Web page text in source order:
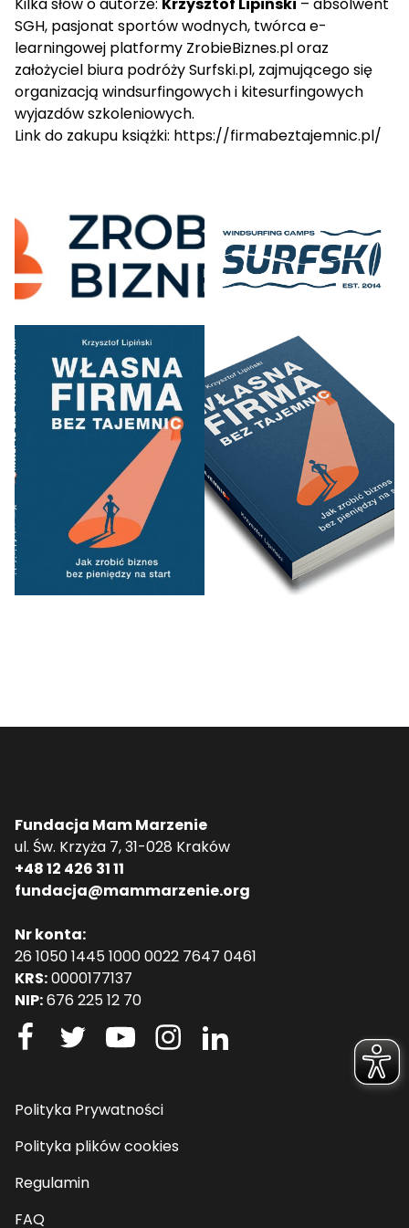
SGH, pasjonat sportów wodnych, twórca e-
learningowej platformy ZrobieBiznes.pl oraz
założyciel biura podróży Surfski.pl, zajmującego się
organizacją windsurfingowych i kitesurfingowych
wyjazdów szkoleniowych.
Link do zakupu książki: https://firmabeztajemnic.pl/
Fundacja Mam Marzenie
ul. Św. Krzyża 7, 31-028 Kraków
+48 12 426 31 11
fundacja@mammarzenie.org
Nr konta:
26 1050 1445 1000 0022 7647 0461
KRS:0000177137
NIP:676 225 12 70
Polityka Prywatności
Polityka plików cookies
Regulamin
FAQ